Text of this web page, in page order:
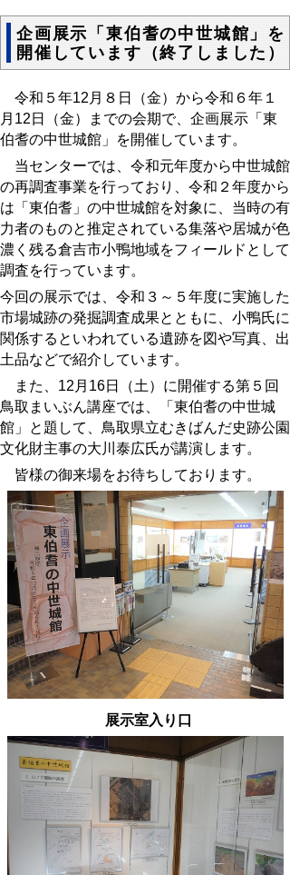
企画展示「東伯耆の中世城館」を
開催しています（終了しました）
令和５年12月８日（金）から令和６年１
月 12日（金）までの会期で、企画展示「東
伯耆の中世城館」を開催しています。
当センターでは、令和元年度から中世城館
の再調査事業を行っており、令和２年度から
は「東伯耆」の中世城館を対象に、当時の有
力者のものと推定されている集落や居城が色
濃く残る倉吉市小鴨地域をフィールドとして
調査を行っています。
今回の展示では、令和３～５年度に実施した
市場城跡の発掘調査成果とともに、小鴨氏に
関係するといわれている遺跡を図や写真、出
土品などで紹介しています。
また、12月16日（土）に開催する第５回
鳥取まいぶん講座では、「東伯耆の中世城
館」と題して、鳥取県立むきばんだ史跡公園
文化財主事の大川泰広氏が講演します。
皆様の御来場をお待ちしております。
展示室入り口